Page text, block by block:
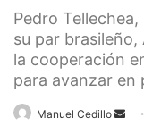
Pedro
su par brasileño,
la cooperación
para avanzar
Manuel Cedillo
Send